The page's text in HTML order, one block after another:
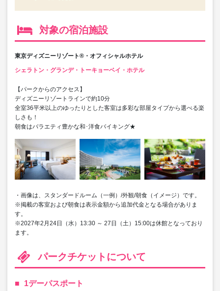
対象の宿泊施設
東京ディズニーリゾート®・オフィシャルホテル
シェラトン・グランデ・トーキョーベイ・ホテル
【パークからのアクセス】
ディズニーリゾートラインで約10分
全室36平米以上のゆったりとした客室は多彩な部屋タイプから選べる楽
しさも！
朝食はバラエティ豊かな和･洋食バイキング★
・画像は、スタンダードルーム（一例）/外観/朝食（イメージ）です。
※掲載の客室および朝食は表示金額から追加代金となる場合がありま
す。
※2027年2月24日（水）13:30 ～ 27日（土）15:00は休館となっており
ます。
パークチケットについて
1デーパスポート